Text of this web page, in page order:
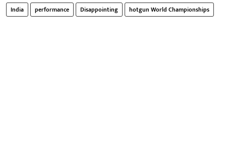
India performance Disappointing hotgun World Championships